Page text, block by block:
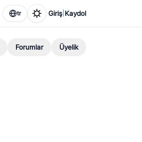
tr Giriş Kaydol
Forumlar Üyelik